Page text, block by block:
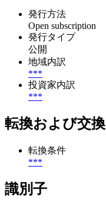
発行方法
Open subscription
発行タイプ
公開
地域内訳
***
投資家内訳
***
転換および交換
転換条件
***
識別子